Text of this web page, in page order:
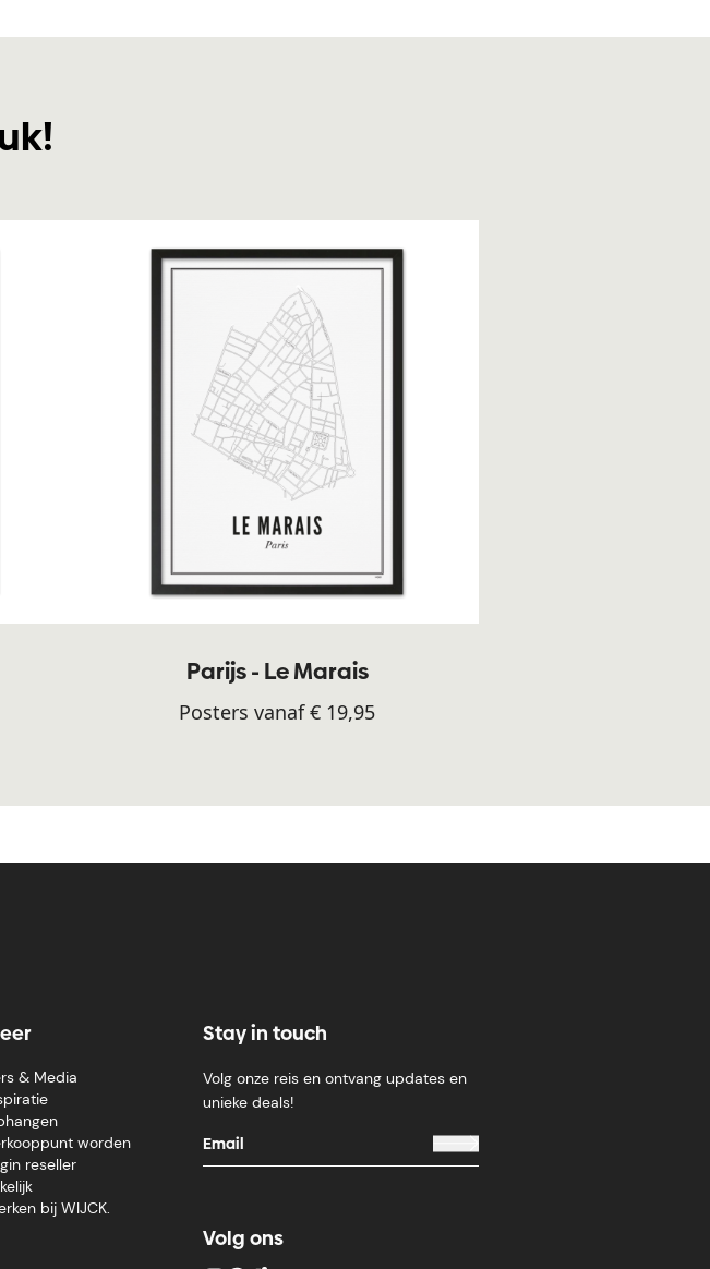
Parijs - Le Marais
Posters vanaf € 19,95
& Media
worden
reseller
bij WIJCK.
Stay in touch
Volg onze reis en ontvang updates en
unieke deals!
Volg ons